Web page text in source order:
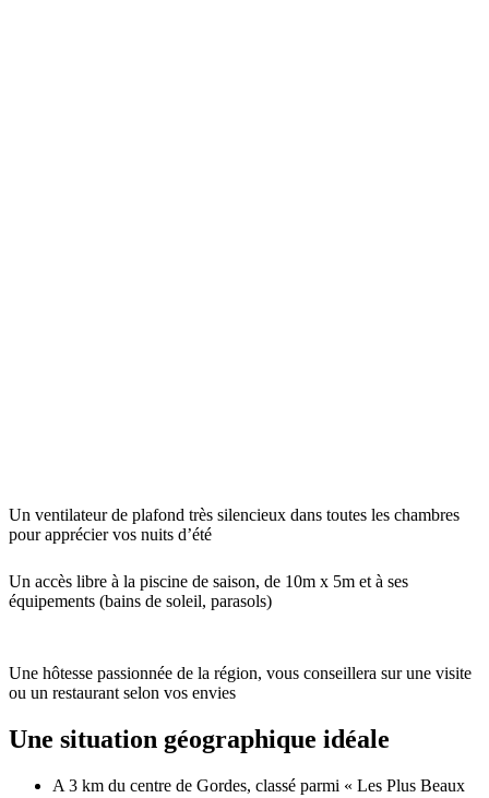
Un ventilateur de plafond très silencieux dans toutes les chambres
pour apprécier vos nuits d’été
Un accès libre à la piscine de saison, de 10m x 5m et à ses
équipements (bains de soleil, parasols)
Une hôtesse passionnée de la région, vous conseillera sur une visite
ou un restaurant selon vos envies
Une situation géographique idéale
A 3 km du centre de Gordes, classé parmi « Les Plus Beaux